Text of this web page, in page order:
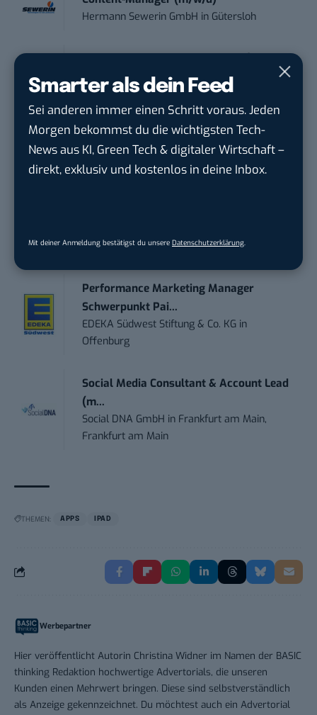
Smarter als dein Feed
Sei anderen immer einen Schritt voraus. Jeden
Morgen bekommst du die wichtigsten Tech-
News aus KI, Green Tech & digitaler Wirtschaft –
direkt, exklusiv und kostenlos in deine Inbox.
Mit deiner Anmeldung bestätigst du unsere Datenschutzerklärung
Hermann Sewerin GmbH in Gütersloh
EDEKA Südwest Stiftung & Co. KG
Offenburg
Digital Forensic Analyst (f/m/d)
ZEISSinOberkochen (Baden-Württemberg),
München
AGinHagen
Performance Marketing Manager
Schwerpunkt Pai...
EDEKA Südwest Stiftung & Co. KG in
Offenburg
Social Media Consultant & Account Lead
(m...
Social DNA GmbH in Frankfurt am Main,
Frankfurt am Main
THEMEN: APPS IPAD
Werbepartner
Hier veröffentlicht Autorin Christina Widner im Namen der BASIC
thinking Redaktion hochwertige Advertorials, die unseren
Kunden einen Mehrwert bringen. Diese sind selbstverständlich
als Anzeige gekennzeichnet. Du möchtest auch ein Advertorial